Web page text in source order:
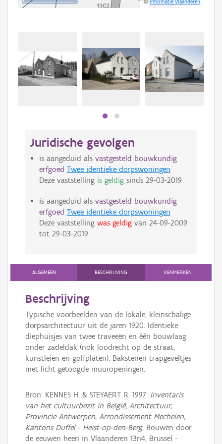
©Informatie Vlaanderen
Juridische gevolgen
is aangeduid als vastgesteld bouwkundig
erfgoed Twee identieke dorpswoningen
Deze vaststelling is geldigsinds 29-03-2019
is aangeduid als vastgesteld bouwkundig
erfgoed Twee identieke dorpswoningen
Deze vaststelling was geldigvan 24-09-2009
tot 29-03-2019
ALGEMEEN BESCHRIJVING KENMERKEN
Beschrijving
Typische voorbeelden van de lokale, kleinschalige
dorpsarchitectuur uit de jaren 1920. Identieke
diephuisjes van twee traveeën en één bouwlaag
onder zadeldak (nok loodrecht op de straat,
kunstleien en golfplaten). Bakstenen trapgeveltjes
met licht getoogde muuropeningen.
Bron: KENNES H. & STEYAERT R. 1997: Inventaris
van het cultuurbezit in België, Architectuur,
Provincie Antwerpen, Arrondissement Mechelen,
Kantons Duffel - Heist-op-den-Berg, Bouwen door
de eeuwen heen in Vlaanderen 13n4, Brussel -